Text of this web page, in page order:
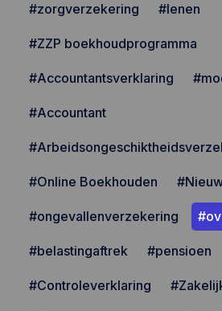
#zorgverzekering #lenen
#ZZP boekhoudprogramma
#Accountantsverklaring
#Accountant
#Online Boekhouden
#ongevallenverzekering
#belastingaftrek #pensioen
#Controleverklaring